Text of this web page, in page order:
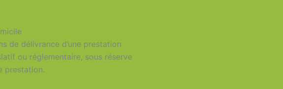
de délivrance d’une prestation
ou réglementaire, sous réserve
prestation.